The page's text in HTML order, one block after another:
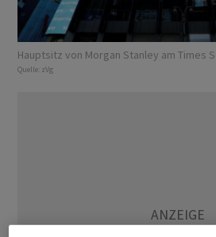
Hauptsitz von Morgan Stanley am Times
Quelle: zVg